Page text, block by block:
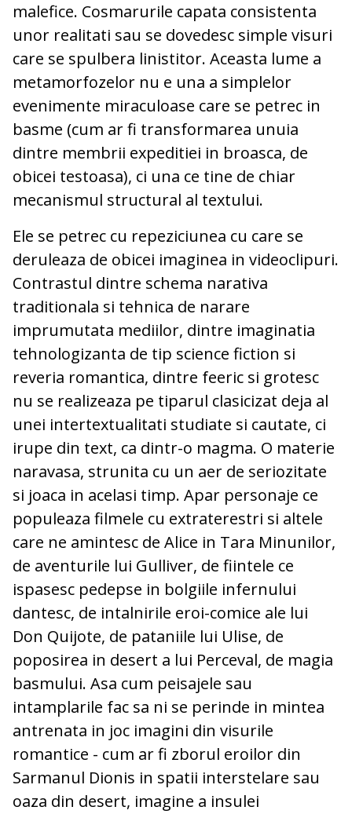
malefice. Cosmarurile capata consistenta
unor realitati sau se dovedesc simple visuri
care se spulbera linistitor. Aceasta lume a
metamorfozelor nu e una a simplelor
evenimente miraculoase care se petrec in
basme (cum ar fi transformarea unuia
dintre membrii expeditiei in broasca, de
obicei testoasa), ci una ce tine de chiar
mecanismul structural al textului.
Ele se petrec cu repeziciunea cu care se
deruleaza de obicei imaginea in videoclipuri.
Contrastul dintre schema narativa
traditionala si tehnica de narare
imprumutata mediilor, dintre imaginatia
tehnologizanta de tip science fiction si
reveria romantica, dintre feeric si grotesc
nu se realizeaza pe tiparul clasicizat deja al
unei intertextualitati studiate si cautate, ci
irupe din text, ca dintr-o magma. O materie
naravasa, strunita cu un aer de seriozitate
si joaca in acelasi timp. Apar personaje ce
populeaza filmele cu extraterestri si altele
care ne amintesc de Alice in Tara Minunilor,
de aventurile lui Gulliver, de fiintele ce
ispasesc pedepse in bolgiile infernului
dantesc, de intalnirile eroi-comice ale lui
Don Quijote, de pataniile lui Ulise, de
poposirea in desert a lui Perceval, de magia
basmului. Asa cum peisajele sau
intamplarile fac sa ni se perinde in mintea
antrenata in joc imagini din visurile
romantice - cum ar fi zborul eroilor din
Sarmanul Dionis in spatii interstelare sau
oaza din desert, imagine a insulei